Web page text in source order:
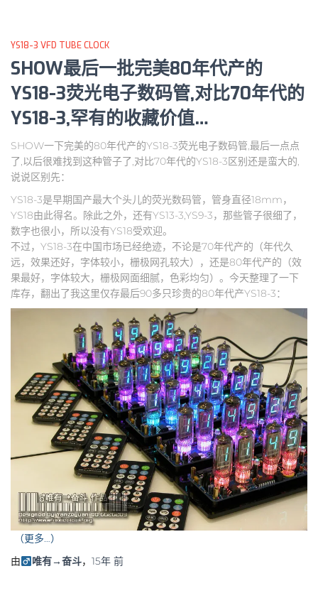
YS18-3 VFD TUBE CLOCK
SHOW最后一批完美80年代产的
YS18-3荧光电子数码管,对比70年代的
YS18-3,罕有的收藏价值…
SHOW一下完美的80年代产的YS18-3荧光电子数码管,最后一点点
了,以后很难找到这种管子了,对比70年代的YS18-3区别还是蛮大的,
说说区别先：
YS18-3是早期国产最大个头儿的荧光数码管，管身直径18mm，
YS18由此得名。除此之外，还有YS13-3,YS9-3，那些管子很细了，
数字也很小，所以没有YS18受欢迎。
不过，YS18-3在中国市场已经绝迹，不论是70年代产的（年代久
远，效果还好，字体较小，栅极网孔较大），还是80年代产的（效
果最好，字体较大，栅极网面细腻，色彩均匀）。今天整理了一下
库存，翻出了我这里仅存最后90多只珍贵的80年代产YS18-3：
（更多…）
由
唯有→奋斗， 15年前